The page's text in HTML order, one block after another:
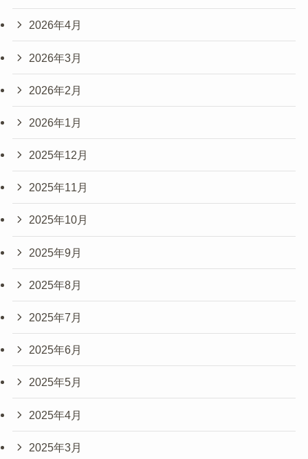
2026年4月
2026年3月
2026年2月
2026年1月
2025年12月
2025年11月
2025年10月
2025年9月
2025年8月
2025年7月
2025年6月
2025年5月
2025年4月
2025年3月